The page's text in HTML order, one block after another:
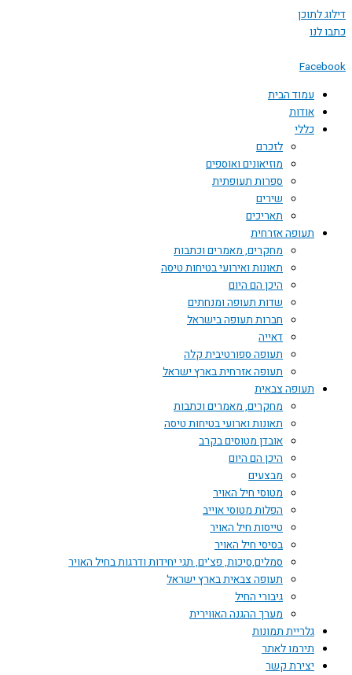
דילוג לתוכן
כתבו לנו
Facebook
עמוד הבית
אודות
כללי
לזכרם
מוזיאונים ואוספים
ספרות תעופתית
שירים
תאריכים
תעופה אזרחית
מחקרים, מאמרים וכתבות
תאונות ואירועי בטיחות טיסה
היכן הם היום
שדות תעופה ומנחתים
חברות תעופה בישראל
דאייה
תעופה ספורטיבית קלה
תעופה אזרחית בארץ ישראל
תעופה צבאית
מחקרים, מאמרים וכתבות
תאונות וארועי בטיחות טיסה
אובדן מטוסים בקרב
היכן הם היום
מבצעים
מטוסי חיל האויר
הפלות מטוסי אוייב
טייסות חיל האויר
בסיסי חיל האויר
סמלים,סיכות, פצ'ים, תגי יחידות ודרגות בחיל האויר
תעופה צבאית בארץ ישראל
גיבורי החיל
מערך ההגנה האווירית
גלריית תמונות
תירמו לאתר
יצירת קשר